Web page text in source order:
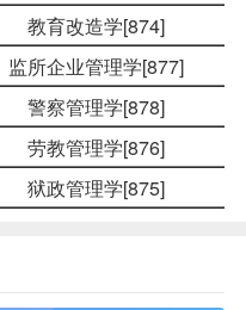
教育改造学[874]
监所企业管理学[877]
警察管理学[878]
劳教管理学[876]
狱政管理学[875]